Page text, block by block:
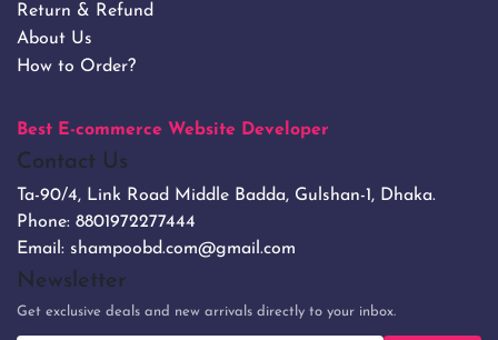
Return & Refund
About Us
How to Order?
Best E-commerce Website Developer
Contact Us
Ta-90/4, Link Road Middle Badda, Gulshan-1, Dhaka.
Phone: 8801972277444
Email: shampoobd.com@gmail.com
Newsletter
Get exclusive deals and new arrivals directly to your inbox.